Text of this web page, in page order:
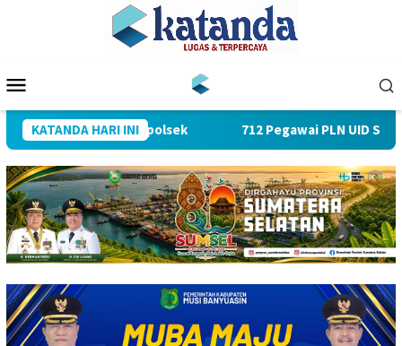
Mobile
KATANDA HARI INI
PJU dan Kapolsek 712 Pegawai PLN UID S2JB